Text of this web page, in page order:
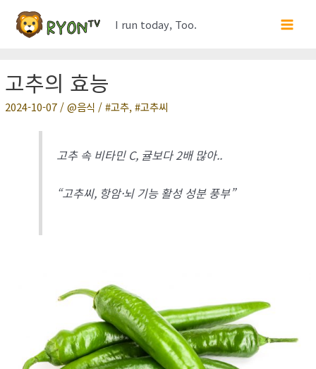
너
I run today, Too.
Main
고추의 효능
2024-10-07/ 음식 / 고추, 고추씨
고추 속 비타민 C, 귤보다 2배 많아..
“고추씨, 항암·뇌 기능 활성 성분 풍부”